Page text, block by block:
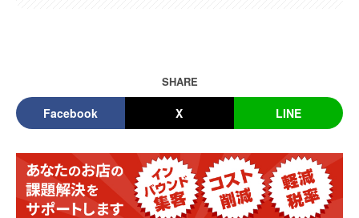
SHARE
Facebook X LINE